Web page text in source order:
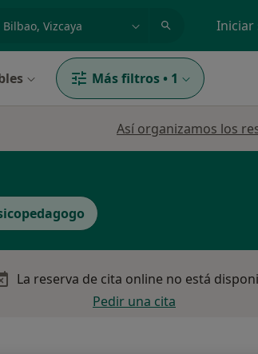
nombre Iniciar
Más filtros • 1
Así organizamos los
La reserva de cita online no está
Pedir una cita